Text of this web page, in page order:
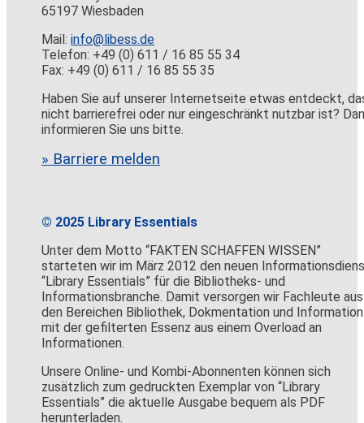
65197 Wiesbaden
Mail:info@libess.de
Telefon: +49 (0) 611 / 16 85 55 34
Fax: +49 (0) 611 / 16 85 55 35
Haben Sie auf unserer Internetseite etwas entdeckt,
nicht barrierefrei oder nur eingeschränkt nutzbar ist?
informieren Sie uns bitte.
» Barriere melden
© 2025 Library Essentials
Unter dem Motto “FAKTEN SCHAFFEN WISSEN”
starteten wir im März 2012 den neuen
“Library Essentials” für die Bibliotheks- und
Informationsbranche. Damit versorgen wir Fachleute aus
den Bereichen Bibliothek, Dokmentation und Information
mit der gefilterten Essenz aus einem Overload an
Informationen.
Unsere Online- und Kombi-Abonnenten können sich
zusätzlich zum gedruckten Exemplar von “Library
Essentials” die aktuelle Ausgabe bequem als PDF
herunterladen.